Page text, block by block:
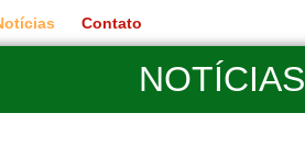
Contato
NOTÍCIAS